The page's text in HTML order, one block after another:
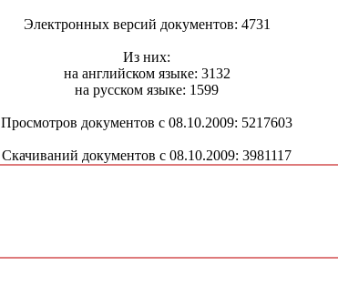
Электронных версий документов: 4731
Из них:
на английском языке: 3132
на русском языке: 1599
Просмотров документов с 08.10.2009: 5217603
Скачиваний документов с 08.10.2009: 3981117